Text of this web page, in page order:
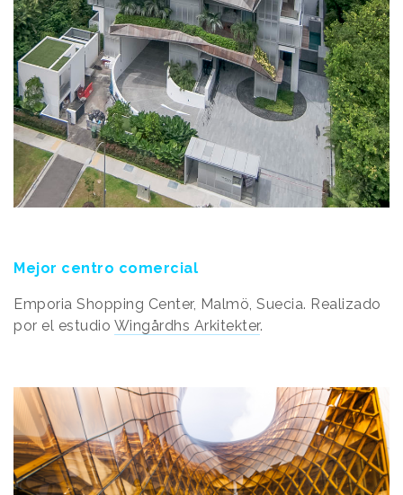
Mejor centro comercial
Emporia Shopping Center, Malmö, Suecia. Realizado
por el estudio Wingårdhs Arkitekter.